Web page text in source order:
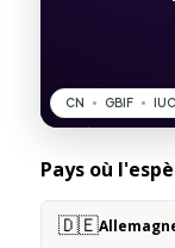
Pays où
🇩🇪